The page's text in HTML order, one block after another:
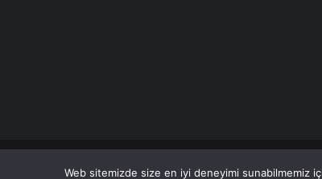
© Copyright 2026 Her Hakkı Saklıdır.
Web sitemizde size en iyi deneyimi sunabilmemiz